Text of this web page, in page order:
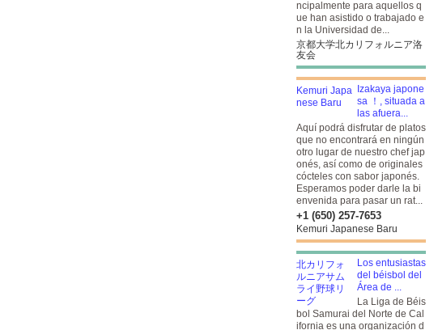
ncipalmente para aquellos q
ue han asistido o trabajado e
n la Universidad de...
京都大学北カリフォルニア洛
友会
Izakaya japone
sa ！, situada a
las afuera...
Aquí podrá disfrutar de platos
que no encontrará en ningún
otro lugar de nuestro chef jap
onés, así como de originales
cócteles con sabor japonés.
Esperamos poder darle la bi
envenida para pasar un rat...
+1 (650) 257-7653
Kemuri Japanese Baru
Los entusiastas
del béisbol del
Área de ...
La Liga de Béis
bol Samurai del Norte de Cal
ifornia es una organización d